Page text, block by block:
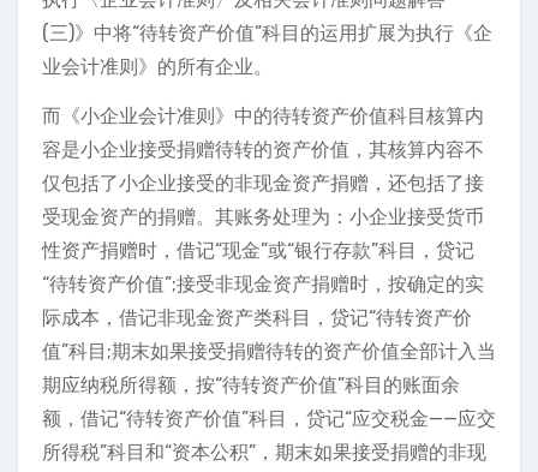
(三)》中将“待转资产价值”科目的运用扩展为执行《企
业会计准则》的所有企业。
而《小企业会计准则》中的待转资产价值科目核算内
容是小企业接受捐赠待转的资产价值，其核算内容不
仅包括了小企业接受的非现金资产捐赠，还包括了接
受现金资产的捐赠。其账务处理为：小企业接受货币
性资产捐赠时，借记“现金”或“银行存款”科目，贷记
“待转资产价值”;接受非现金资产捐赠时，按确定的实
际成本，借记非现金资产类科目，贷记“待转资产价
值”科目;期末如果接受捐赠待转的资产价值全部计入当
期应纳税所得额，按“待转资产价值”科目的账面余
额，借记“待转资产价值”科目，贷记“应交税金——应交
所得税”科目和“资本公积”，期末如果接受捐赠的非现